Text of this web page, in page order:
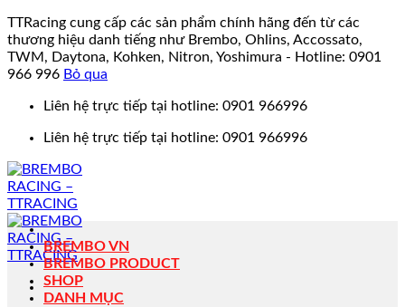
TTRacing cung cấp các sản phẩm chính hãng đến từ các
thương hiệu danh tiếng như Brembo, Ohlins, Accossato,
TWM, Daytona, Kohken, Nitron, Yoshimura - Hotline: 0901
966 996 Bỏ qua
Liên hệ trực tiếp tại hotline: 0901 966996
Liên hệ trực tiếp tại hotline: 0901 966996
BREMBO VN
BREMBO PRODUCT
SHOP
DANH MỤC